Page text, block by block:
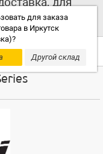
для заказа
в Иркутск
Другой склад
выбирайте
склад!